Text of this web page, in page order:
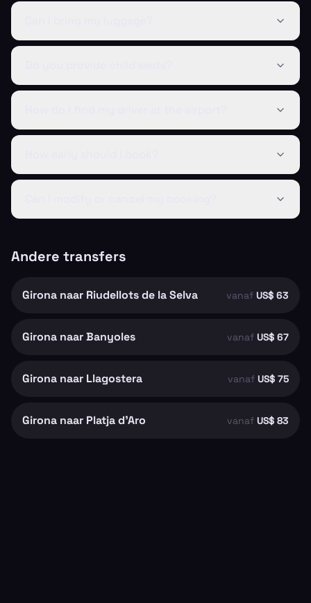
Andere transfers
Girona naar Riudellots de la Selva vanaf US$ 63
Girona naar Banyoles vanaf US$ 67
Girona naar Llagostera vanaf US$ 75
Girona naar Platja d'Aro vanaf US$ 83